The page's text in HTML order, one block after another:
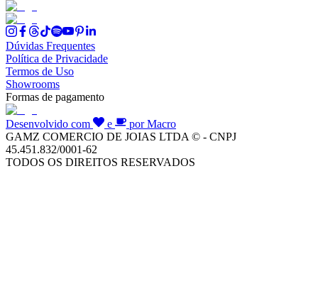
Dúvidas Frequentes
Política de Privacidade
Termos de Uso
Showrooms
Formas de pagamento
Desenvolvido com e
por Macro
GAMZ COMERCIO DE JOIAS LTDA © - CNPJ
45.451.832/0001-62
TODOS OS DIREITOS RESERVADOS